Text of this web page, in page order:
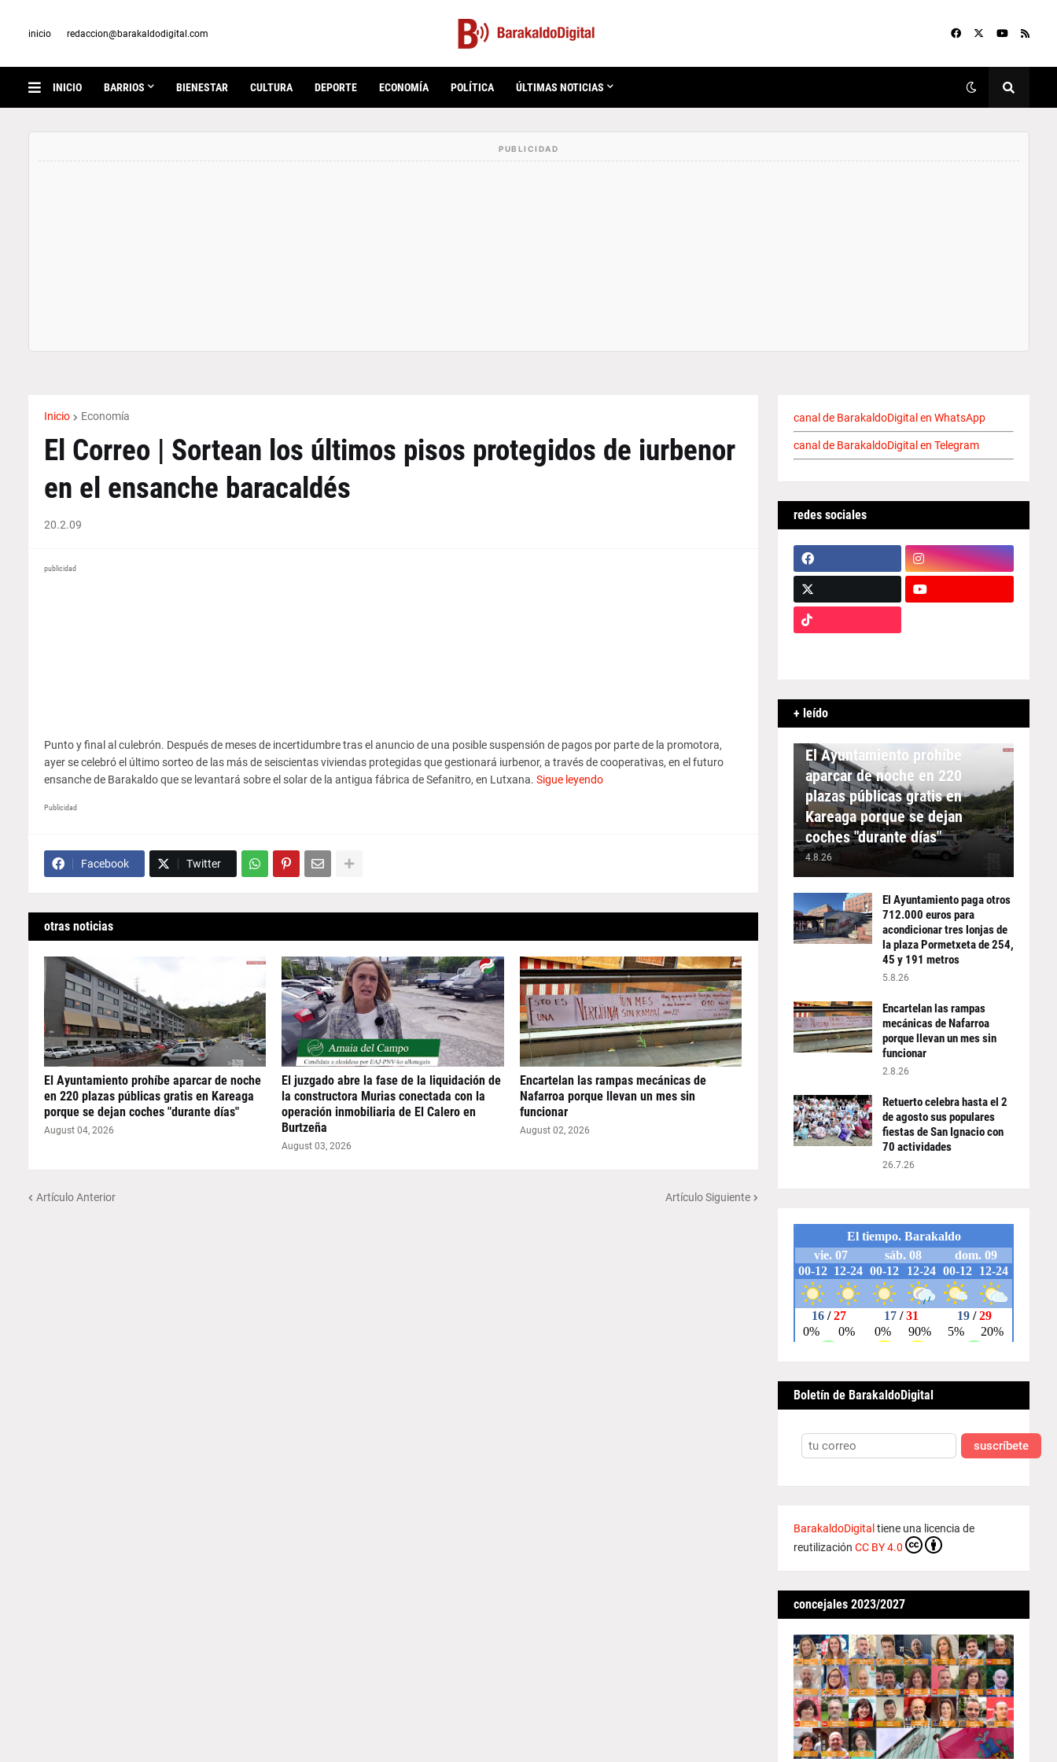
inicio redaccion@barakaldodigital.com
INICIO BARRIOS BIENESTAR CULTURA DEPORTE ECONOMÍA POLÍTICA ÚLTIMAS NOTICIAS
Inicio Economía
El Correo | Sortean los últimos pisos protegidos de iurbenor
en el ensanche baracaldés
20.2.09
publicidad
Punto y final al culebrón. Después de meses de incertidumbre tras el anuncio de una posible suspensión de pagos por parte de la promotora,
ayer se celebró el último sorteo de las más de seiscientas viviendas protegidas que gestionará iurbenor, a través de cooperativas, en el futuro
ensanche de Barakaldo que se levantará sobre el solar de la antigua fábrica de Sefanitro, en Lutxana. Sigue leyendo
Publicidad
Facebook Twitter
otras noticias
El Ayuntamiento prohíbe aparcar de noche
en 220 plazas públicas gratis en Kareaga
porque se dejan coches "durante días"
August 04, 2026
El juzgado abre la fase de la liquidación de
la constructora Murias conectada con la
operación inmobiliaria de El Calero en
Burtzeña
August 03, 2026
Encartelan las rampas mecánicas de
Nafarroa porque llevan un mes sin
funcionar
August 02, 2026
Artículo Anterior Artículo Siguiente
canal de BarakaldoDigital en WhatsApp
canal de BarakaldoDigital en Telegram
redes sociales
+ leído
APARCAMIENTO
El Ayuntamiento prohíbe
aparcar de noche en 220
plazas públicas gratis en
Kareaga porque se dejan
coches "durante días"
4.8.26
El Ayuntamiento paga otros
712.000 euros para
acondicionar tres lonjas de
la plaza Pormetxeta de 254,
45 y 191 metros
5.8.26
Encartelan las rampas
mecánicas de Nafarroa
porque llevan un mes sin
funcionar
2.8.26
Retuerto celebra hasta el 2
de agosto sus populares
fiestas de San Ignacio con
70 actividades
26.7.26
Boletín de BarakaldoDigital
suscríbete
BarakaldoDigital tiene una licencia de
reutilización CC BY 4.0
concejales 2023/2027